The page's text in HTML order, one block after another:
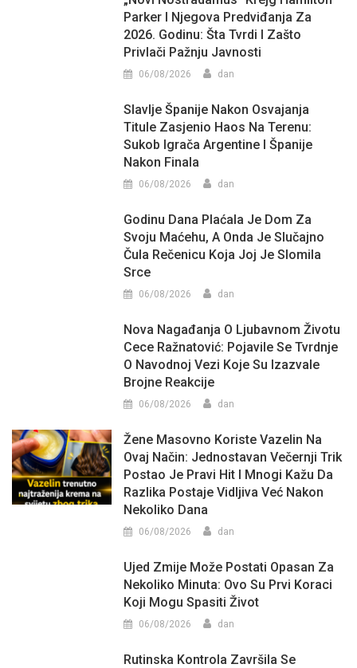
Parker I Njegova Predviđanja Za
2026. Godinu: Šta Tvrdi I Zašto
Privlači Pažnju Javnosti
06/08/2026 dan
Slavlje Španije Nakon Osvajanja
Titule Zasjenio Haos Na Terenu:
Sukob Igrača Argentine I Španije
Nakon Finala
06/08/2026 dan
Godinu Dana Plaćala Je Dom Za
Svoju Maćehu, A Onda Je Slučajno
Čula Rečenicu Koja Joj Je Slomila
Srce
06/08/2026 dan
Nova Nagađanja O Ljubavnom Životu
Cece Ražnatović: Pojavile Se Tvrdnje
O Navodnoj Vezi Koje Su Izazvale
Brojne Reakcije
06/08/2026 dan
Žene Masovno Koriste Vazelin Na
Ovaj Način: Jednostavan Večernji Trik
Postao Je Pravi Hit I Mnogi Kažu Da
Razlika Postaje Vidljiva Već Nakon
Nekoliko Dana
06/08/2026 dan
Ujed Zmije Može Postati Opasan Za
Nekoliko Minuta: Ovo Su Prvi Koraci
Koji Mogu Spasiti Život
06/08/2026 dan
Rutinska Kontrola Završila Se